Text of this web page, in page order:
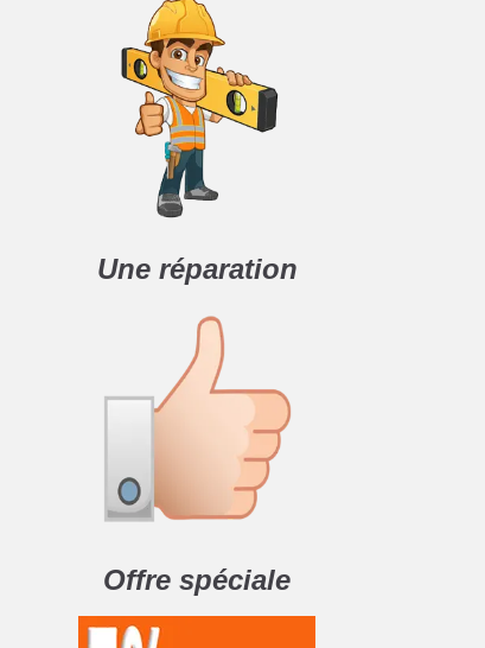
Une réparation
Offre spéciale